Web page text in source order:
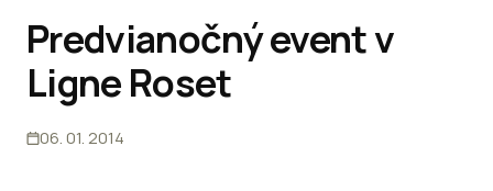
Prieskum trhu
Predvianočný event v
Ligne Roset
06. 01. 2014